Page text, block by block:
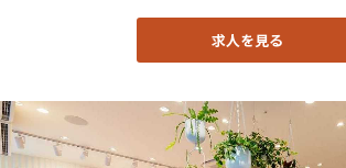
求人を見る